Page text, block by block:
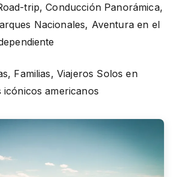
trip, Conducción Panorámica,
Nacionales, Aventura en el
Familias, Viajeros Solos en
icónicos americanos